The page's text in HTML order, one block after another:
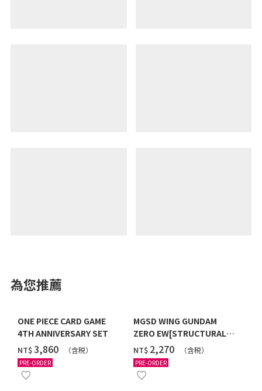
為您推薦
ONE PIECE CARD GAME
4TH ANNIVERSARY SET
NT$‌3,860 （含税）
PRE-ORDER
MGSD WING GUNDAM
ZERO EW[STRUCTURAL
COATING/BLACK] [2026年
12月發送]
NT$ ‌2,270 （含税）
PRE-ORDER